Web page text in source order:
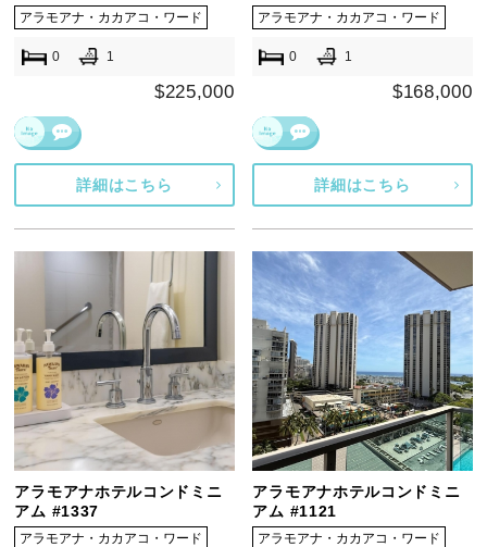
アラモアナ・カカアコ・ワード
0 1
$225,000
詳細はこちら
アラモアナ・カカアコ・ワード
0 1
$168,000
詳細はこちら
アラモアナホテルコンドミニ
アム #1337
アラモアナ・カカアコ・ワード
アラモアナホテルコンドミニ
アム #1121
アラモアナ・カカアコ・ワード